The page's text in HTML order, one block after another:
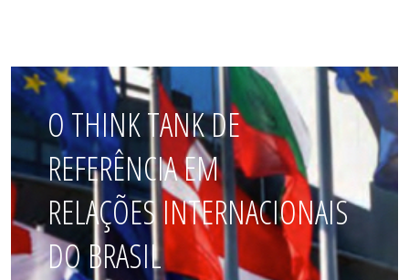
O THINK TANK DE
REFERÊNCIA EM
RELAÇÕES INTERNACIONAIS
DO BRASIL